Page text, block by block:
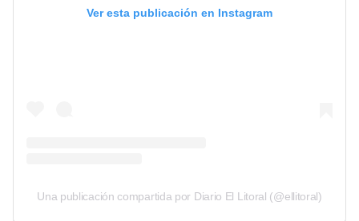
Ver esta publicación en Instagram
Una publicación compartida por Diario El Litoral (@ellitoral)